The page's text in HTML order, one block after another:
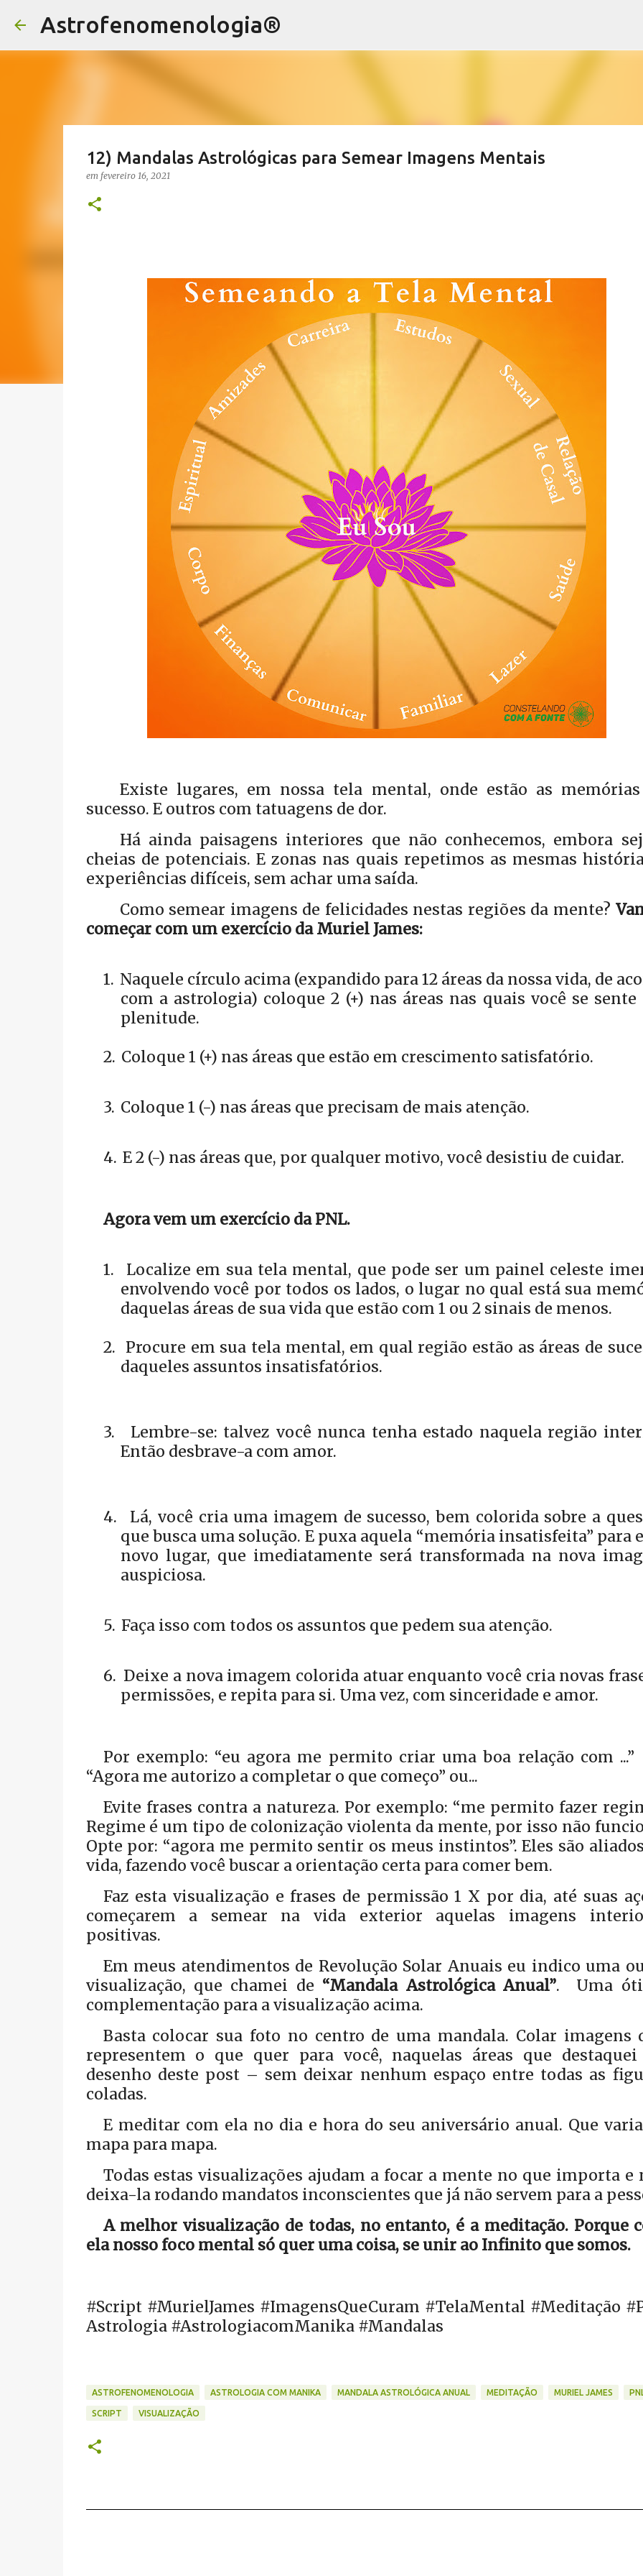
Astrofenomenologia®
12) Mandalas Astrológicas para Semear Imagens Mentais
em fevereiro 16, 2021
Existe lugares, em nossa tela mental, onde estão as
sucesso. E outros com tatuagens de dor.
Há ainda paisagens interiores que não conhecemos, embora
cheias de potenciais. E zonas nas quais repetimos as mesmas
experiências difíceis, sem achar uma saída.
Como semear imagens de felicidades nestas regiões da mente?
começar com um exercício da Muriel James:
1. Naquele círculo acima (expandido para 12 áreas da nossa vida, de
com a astrologia) coloque 2 (+) nas áreas nas quais você se sente
plenitude.
2. Coloque 1 (+) nas áreas que estão em crescimento satisfatório.
3. Coloque 1 (-) nas áreas que precisam de mais atenção.
4. E 2 (-) nas áreas que, por qualquer motivo, você desistiu de cuidar.
Agora vem um exercício da PNL.
1.
Localize em sua tela mental, que pode ser um painel celeste
envolvendo você por todos os lados, o lugar no qual está sua
daquelas áreas de sua vida que estão com 1 ou 2 sinais de menos.
2. Procure em sua tela mental, em qual região estão as áreas de
daqueles assuntos insatisfatórios.
3.
Lembre-se: talvez você nunca tenha estado naquela região
Então desbrave-a com amor.
4.
Lá, você cria uma imagem de sucesso, bem colorida sobre a
que busca uma solução. E puxa aquela “memória insatisfeita” para
novo lugar, que imediatamente será transformada na nova
auspiciosa.
5. Faça isso com todos os assuntos que pedem sua atenção.
6. Deixe a nova imagem colorida atuar enquanto você cria novas
permissões, e repita para si. Uma vez, com sinceridade e amor.
Por exemplo: “eu agora me permito criar uma boa relação com
“Agora me autorizo a completar o que começo” ou...
Evite frases contra a natureza. Por exemplo: “me permito fazer
Regime é um tipo de colonização violenta da mente, por isso não
Opte por: “agora me permito sentir os meus instintos”. Eles são
vida, fazendo você buscar a orientação certa para comer bem.
Faz esta visualização e frases de permissão 1 X por dia, até suas
começarem a semear na vida exterior aquelas imagens
positivas.
Em meus atendimentos de Revolução Solar Anuais eu indico uma
visualização, que chamei de “Mandala Astrológica Anual”.
Uma
complementação para a visualização acima.
Basta colocar sua foto no centro de uma mandala. Colar imagens
representem o que quer para você, naquelas áreas que
desenho deste post – sem deixar nenhum espaço entre todas as
coladas.
E meditar com ela no dia e hora do seu aniversário anual. Que
mapa para mapa.
Todas estas visualizações ajudam a focar a mente no que importa e
deixa-la rodando mandatos inconscientes que já não servem para a
A melhor visualização de todas, no entanto, é a meditação. Porque
ela nosso foco mental só quer uma coisa, se unir ao Infinito que somos.
#Script #MurielJames #ImagensQueCuram #TelaMental #Meditação
Astrologia #AstrologiacomManika #Mandalas
ASTROFENOMENOLOGIA ASTROLOGIA COM MANIKA MANDALA ASTROLÓGICA ANUAL MEDITAÇÃO MURIEL JAMES
SCRIPT VISUALIZAÇÃO